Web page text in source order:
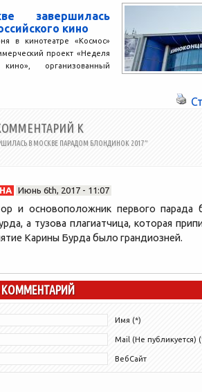
ежегодный
завершилась
кино
в кинотеатре «Космос»
проект «Неделя
кино», организованный
К
В МОСКВЕ ПАРАДОМ БЛОНДИНОК 2017”
Июнь 6th, 2017 - 11:07
и основоположник первого парада
а тузова плагиатчица, которая
Карины Бурда было грандиозней.
КОММЕНТАРИЙ
Имя (*)
Mail (Не публикуется)
ВебСайт